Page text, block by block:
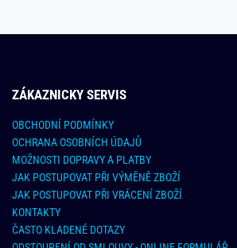
ZÁKAZNICKY SERVIS
OBCHODNÍ PODMÍNKY
OCHRANA OSOBNÍCH ÚDAJŮ
MOŽNOSTI DOPRAVY A PLATBY
JAK POSTUPOVAT PŘI VÝMĚNĚ ZBOŽÍ
JAK POSTUPOVAT PŘI VRÁCENÍ ZBOŽÍ
KONTAKTY
ČASTO KLADENÉ DOTAZY